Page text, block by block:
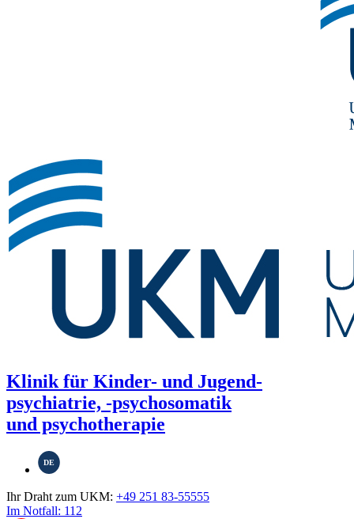
Klinik für Kinder- und Jugend-
psychiatrie, -psychosomatik
und psychotherapie
DE
Ihr Draht zum UKM: +49 251 83-55555
Im Notfall: 112